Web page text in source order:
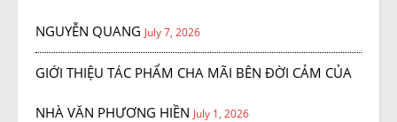
NGUYỄN QUANG July 7, 2026
GIỚI THIỆU TÁC PHẨM CHA MÃI BÊN ĐỜI CẢM CỦA
NHÀ VĂN PHƯƠNG HIỀN July 1, 2026